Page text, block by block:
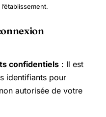
confidentiels : Il est
identifiants pour
autorisée de votre